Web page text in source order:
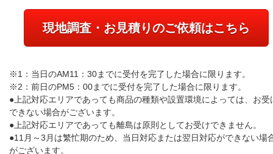
現地調査・お見積りのご依頼はこちら
※1：当日のAM11：30までに受付を完了した場合に限ります。
※2：前日のPM5：00までに受付を完了した場合に限ります。
●上記対応エリアであっても商品の種類や設置環境によっては、お受
できない場合がございます。
●上記対応エリアであっても離島は原則としてお受けできません。
●11月～3月は繁忙期のため、当日対応または翌日対応ができない場
がございます。